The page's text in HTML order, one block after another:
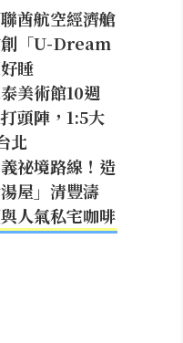
酋航空經濟艙
創「U-Dream
睡
美術館10週
頭陣，1:5大
北
祕境路線！造
屋」清豐濤
人氣私宅咖啡